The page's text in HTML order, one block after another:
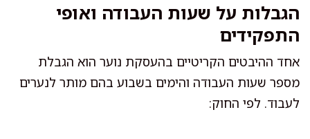
הגבלות על שעות העבודה ואופי
התפקידים
אחד ההיבטים הקריטיים בהעסקת נוער הוא הגבלת
מספר שעות העבודה והימים בשבוע בהם מותר לנערים
לעבוד. לפי החוק: